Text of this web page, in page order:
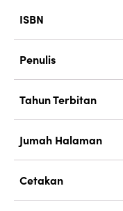
ISBN
Penulis
Tahun Terbitan
Jumah Halaman
Cetakan